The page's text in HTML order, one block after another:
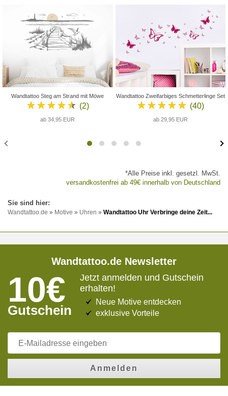
Wandtattoo Steg am Strand mit Möwe
★★★★★ (2)
ab 34,95 EUR
Wandtattoo Zweifarbiges Schmetterlinge Set
★★★★★ (40)
ab 29,95 EUR
*Alle Preise inkl. gesetzl. MwSt.
versandkostenfrei ab 49€ innerhalb von Deutschland
Wandtattoo.de » Motive » Uhren » Wandtattoo Uhr Verbringe deine Zeit...
Wandtattoo.de Newsletter
10€
Gutschein
Jetzt anmelden und Gutschein
erhalten!
Neue Motive entdecken
exklusive Vorteile
Anmelden